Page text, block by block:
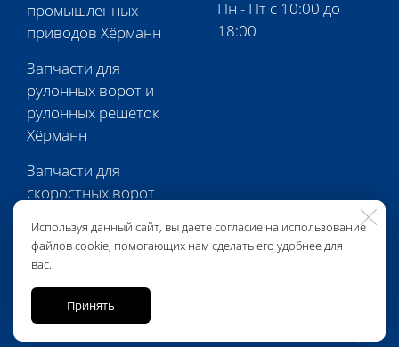
Используя данный сайт, вы даете согласие на использование
файлов cookie, помогающих нам сделать его удобнее для
вас.
Принять
промышленных
приводов Хёрманн
Запчасти для
рулонных ворот и
рулонных решёток
Хёрманн
Запчасти для
скоростных ворот
Запчасти для
перегрузочной
техники Хёрманн
Пн - Пт с 10:00 до
18:00